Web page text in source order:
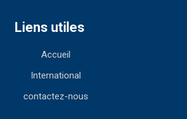
Liens utiles
Accueil
International
contactez-nous